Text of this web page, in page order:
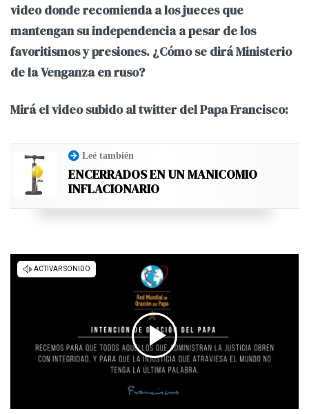
video donde recomienda a los jueces que
mantengan su independencia a pesar de los
favoritismos y presiones. ¿Cómo se dirá Ministerio
de la Venganza en ruso?
Mirá el video subido al twitter del Papa Francisco:
Leé también
ENCERRADOS EN UN MANICOMIO
INFLACIONARIO